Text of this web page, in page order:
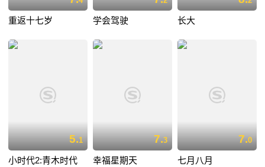
重返十七岁 学会驾驶 长大
5.1
小时代2:青木时代
7.3
幸福星期天
7.0
七月八月